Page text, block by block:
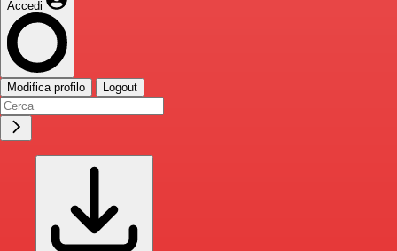
Accedi
Modifica profilo Logout